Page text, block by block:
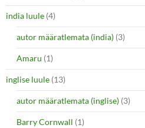
india luule (4)
autor määratlemata (india) (3)
Amaru (1)
inglise luule (13)
autor määratlemata (inglise) (3)
Barry Cornwall (1)